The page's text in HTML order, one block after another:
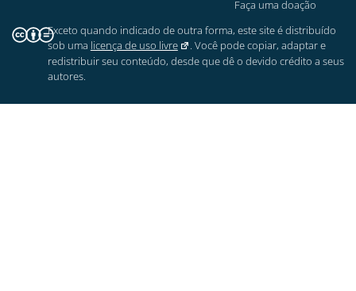
Faça uma doação
Exceto quando indicado de outra forma, este site é distribuído
sob uma licença de uso livre
. Você pode copiar, adaptar e
redistribuir seu conteúdo, desde que dê o devido crédito a seus
autores.